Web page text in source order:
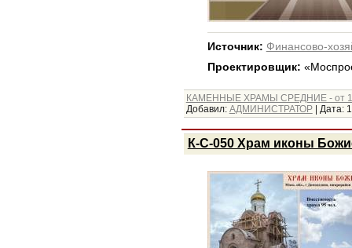
Источник: Финансово-
Проектировщик:
КАМЕННЫЕ ХРАМЫ СРЕДНИЕ - от
Добавил: АДМИНИСТРАТОР| Дата:
К-С-050 Храм иконы